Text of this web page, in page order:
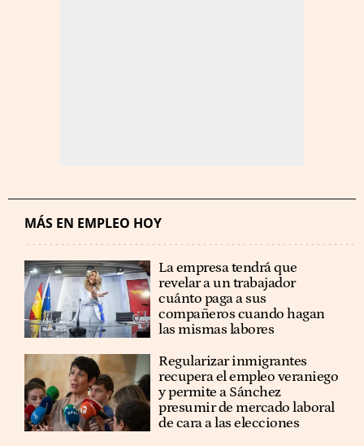
MÁS EN EMPLEO HOY
La empresa tendrá que
revelar a un trabajador
cuánto paga a sus
compañeros cuando hagan
las mismas labores
Regularizar inmigrantes
recupera el empleo veraniego
y permite a Sánchez
presumir de mercado laboral
de cara a las elecciones